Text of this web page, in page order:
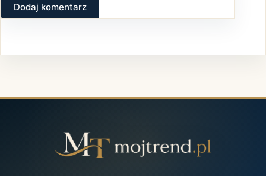
Dodaj komentarz